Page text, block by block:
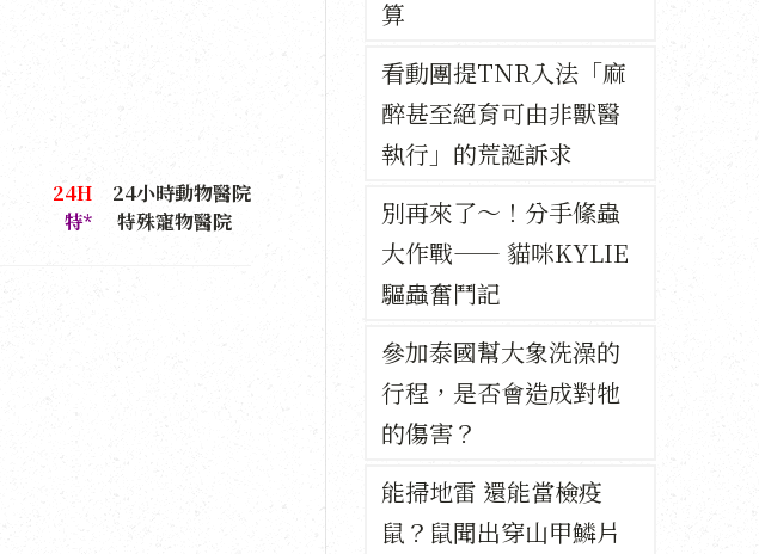
24H 24小時動物醫院
特*
特殊寵物醫院
算
看動團提TNR入法「麻
醉甚至絕育可由非獸醫
執行」的荒誕訴求
別再來了～！分手絛蟲
大作戰—— 貓咪KYLIE
驅蟲奮鬥記
參加泰國幫大象洗澡的
行程，是否會造成對牠
的傷害？
能掃地雷 還能當檢疫
鼠？鼠聞出穿山甲鱗片